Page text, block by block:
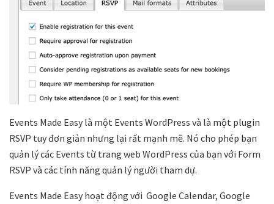
Events Made Easy là một Events WordPress và là một plugin
RSVP tuy đơn giản nhưng lại rất mạnh mẽ. Nó cho phép bạn
quản lý các Events từ trang web WordPress của bạn với Form
RSVP và các tính năng quản lý người tham dự.
Events Made Easy hoạt động với Google Calendar, Google